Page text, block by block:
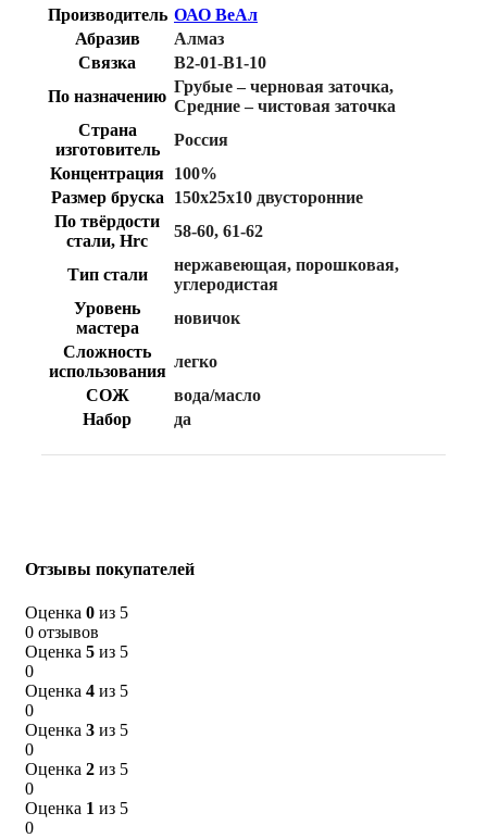
Производитель ОАО ВеАл
Абразив
Алмаз
Связка
B2-01-B1-10
По назначению
Грубые – черновая заточка,
Средние – чистовая заточка
Страна
изготовитель
Россия
Концентрация 100%
Размер бруска
150х25х10 двусторонние
По твёрдости
стали, Hrc
58-60, 61-62
Тип стали
нержавеющая, порошковая,
углеродистая
Уровень
мастера
новичок
Сложность
использования
легко
СОЖ
вода/масло
Набор
да
Отзывы покупателей
Оценка 0 из 5
0 отзывов
Оценка 5 из 5
0
Оценка 4 из 5
0
Оценка 3 из 5
0
Оценка 2 из 5
0
Оценка 1 из 5
0